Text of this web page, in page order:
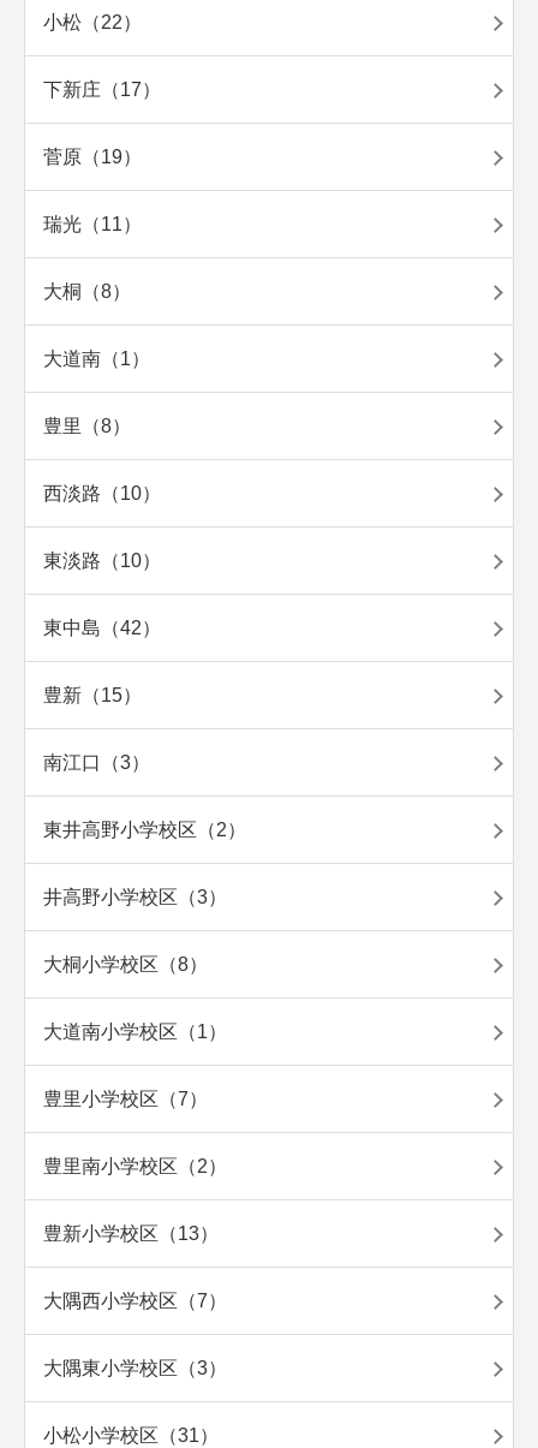
小松（22）
下新庄（17）
菅原（19）
瑞光（11）
大桐（8）
大道南（1）
豊里（8）
西淡路（10）
東淡路（10）
東中島（42）
豊新（15）
南江口（3）
東井高野小学校区（2）
井高野小学校区（3）
大桐小学校区（8）
大道南小学校区（1）
豊里小学校区（7）
豊里南小学校区（2）
豊新小学校区（13）
大隅西小学校区（7）
大隅東小学校区（3）
小松小学校区（31）